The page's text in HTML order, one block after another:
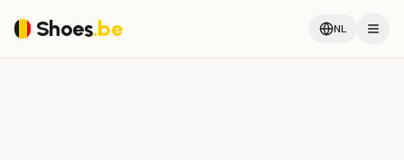
Shoes.be NL